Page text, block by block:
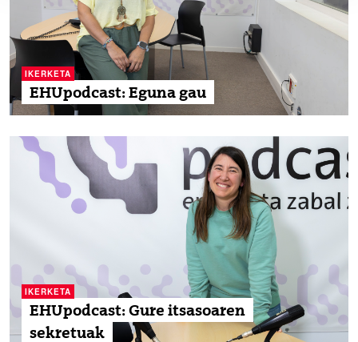
IKERKETA
EHUpodcast: Eguna gau
IKERKETA
EHUpodcast: Gure itsasoaren
sekretuak